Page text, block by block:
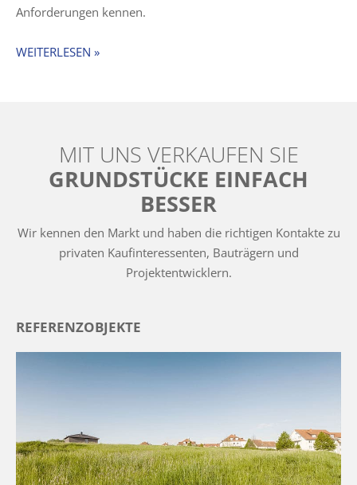
Anforderungen kennen.
WEITERLESEN »
MIT UNS VERKAUFEN SIE
GRUNDSTÜCKE EINFACH
BESSER
Wir kennen den Markt und haben die richtigen Kontakte zu
privaten Kaufinteressenten, Bauträgern und
Projektentwicklern.
REFERENZOBJEKTE